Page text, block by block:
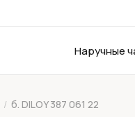
Наручные
/ б. DILOY 387 061 22